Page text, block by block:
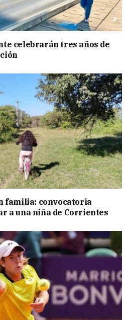
celebrarán tres años de
familia: convocatoria
a una niña de Corrientes